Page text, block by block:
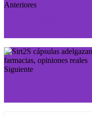
Anteriores
Siguiente